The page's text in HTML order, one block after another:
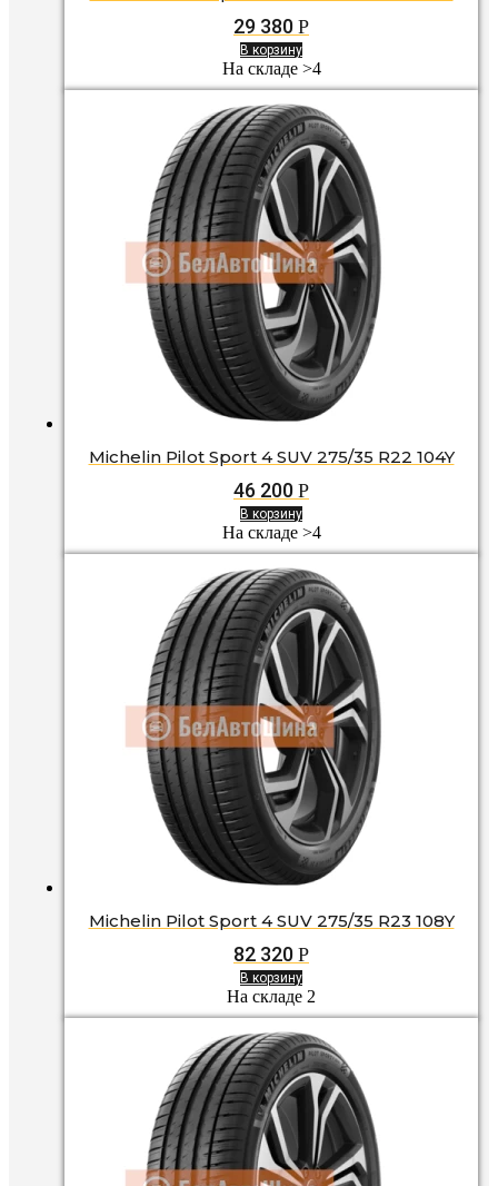
29 380 Р
В корзину
На складе >4
Michelin Pilot Sport 4 SUV 275/35 R22 104Y
46 200 Р
В корзину
На складе >4
Michelin Pilot Sport 4 SUV 275/35 R23 108Y
82 320 Р
В корзину
На складе 2